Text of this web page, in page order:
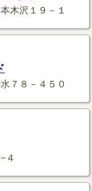
木沢１９－１
７８－４５０
４